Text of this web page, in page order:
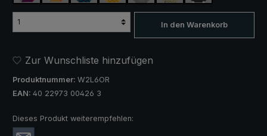
In den Warenkorb
Zur Wunschliste hinzufügen
Produktnummer: W2L6OR
EAN: 40 22973 00426 3
Dieses Produkt weiterempfehlen: